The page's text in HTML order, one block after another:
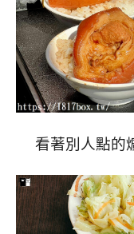
看著別人點的